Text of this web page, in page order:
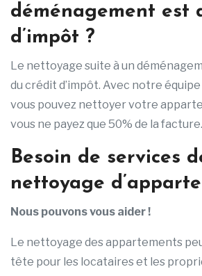
déménagement est
d’impôt ?
Le nettoyage suite à un
du crédit d’impôt. Avec notre
vous pouvez nettoyer votre
vous ne payez que 50% de la facture.
Besoin de services
nettoyage
Nous pouvons vous aider !
Le nettoyage des appartements
tête pour les locataires et les